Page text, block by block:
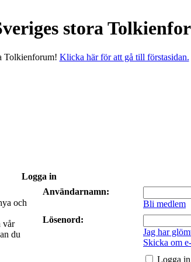
stora
Tolkienforum! Klicka här för att gå till förstasidan.
Logga in
och
vår
du
Användarnamn:
Bli medlem
Lösenord:
Jag har
Skicka om
Logga